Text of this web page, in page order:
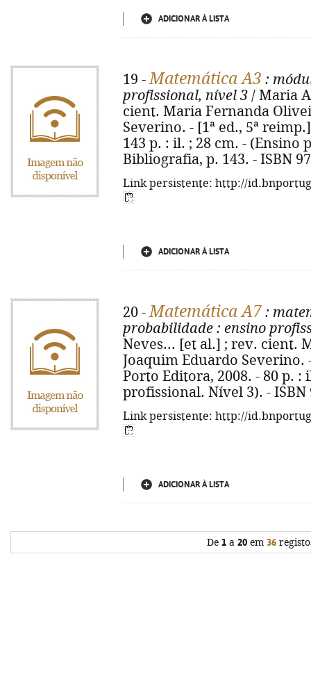
ADICIONAR À LISTA
19 -Matemática A3 :
profissional, nível 3 / Maria
cient. Maria Fernanda
Severino. - [1ª ed., 5ª
143 p. : il. ; 28 cm. - (Ensino
Bibliografia, p. 143. - ISBN
Link persistente: http://
ADICIONAR À LISTA
20 -Matemática A7 :
probabilidade : ensino
Neves... [et al.] ; rev. cient.
Joaquim Eduardo Severino.
Porto Editora, 2008. - 80 p. :
profissional. Nível 3). - ISBN
Link persistente: http://
ADICIONAR À LISTA
De 1a 20em 36